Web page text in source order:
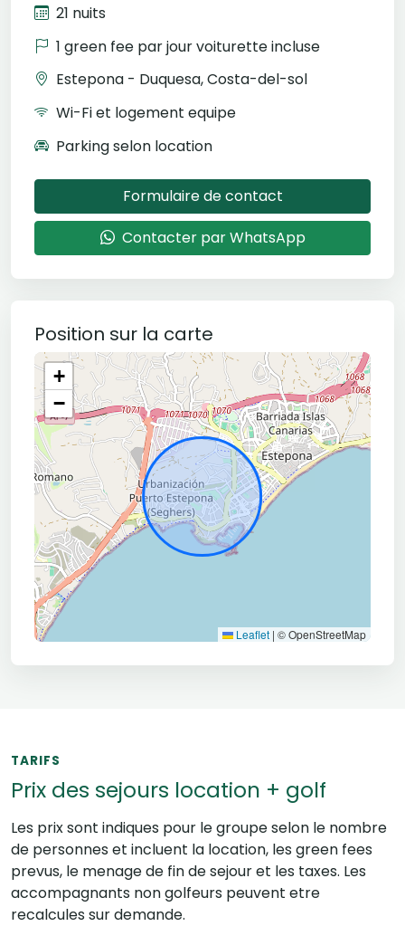
21 nuits
1 green fee par jour voiturette incluse
Estepona - Duquesa, Costa-del-sol
Wi-Fi et logement equipe
Parking selon location
Formulaire de contact
Contacter par WhatsApp
Position sur la carte
+
−
Leaflet | © OpenStreetMap
TARIFS
Prix des sejours location + golf
Les prix sont indiques pour le groupe selon le nombre
de personnes et incluent la location, les green fees
prevus, le menage de fin de sejour et les taxes. Les
accompagnants non golfeurs peuvent etre
recalcules sur demande.